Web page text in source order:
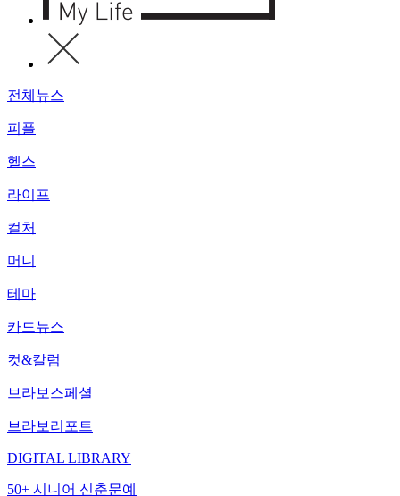
전체뉴스
피플
헬스
라이프
컬처
머니
테마
카드뉴스
컷&칼럼
브라보스페셜
브라보리포트
DIGITAL LIBRARY
50+ 시니어 신춘문예